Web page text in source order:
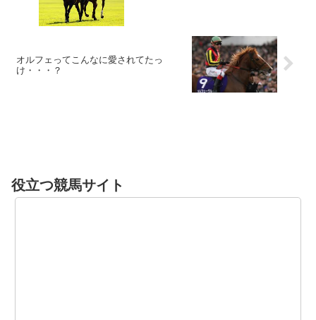
オルフェってこんなに愛されてたっ
け・・・？
役立つ競馬サイト